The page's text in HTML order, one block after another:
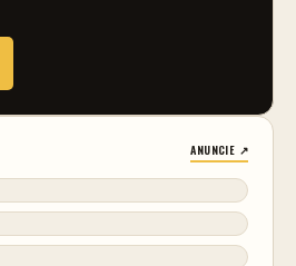
ANUNCIE ↗